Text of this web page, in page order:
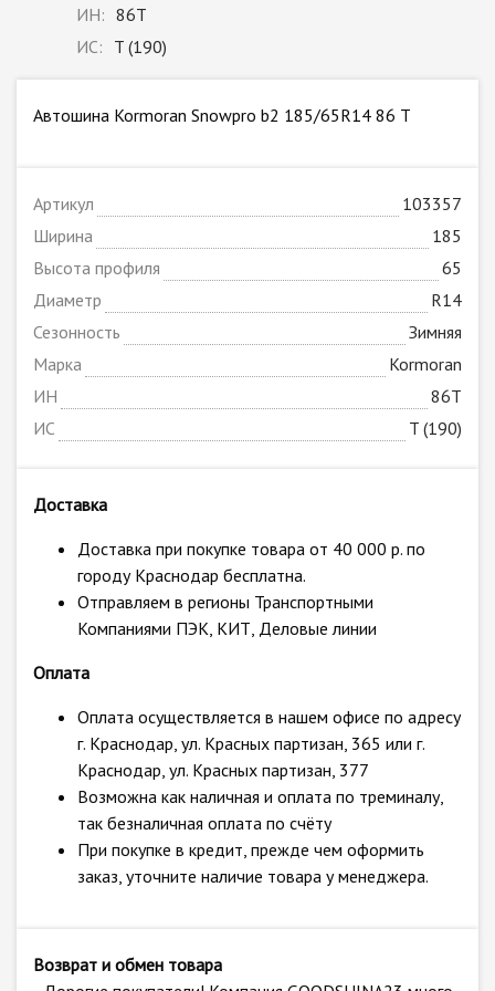
ИН: 86T
ИС: T (190)
Автошина Kormoran Snowpro b2 185/65R14 86 T
Артикул
103357
Ширина
185
Высота профиля
65
Диаметр
R14
Сезонность
Зимняя
Марка
Kormoran
ИН
86T
ИС
T (190)
Доставка
Доставка при покупке товара от 40 000 р. по
городу Краснодар бесплатна.
Отправляем в регионы Транспортными
Компаниями ПЭК, КИТ, Деловые линии
Оплата
Оплата осуществляется в нашем офисе по адресу
г. Краснодар, ул. Красных партизан, 365 или г.
Краснодар, ул. Красных партизан, 377
Возможна как наличная и оплата по треминалу,
так безналичная оплата по счёту
При покупке в кредит, прежде чем оформить
заказ, уточните наличие товара у менеджера.
Возврат и обмен товара